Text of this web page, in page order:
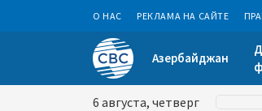
О НАС РЕКЛАМА НА САЙТЕ
Азербайджан
6 августа, четверг